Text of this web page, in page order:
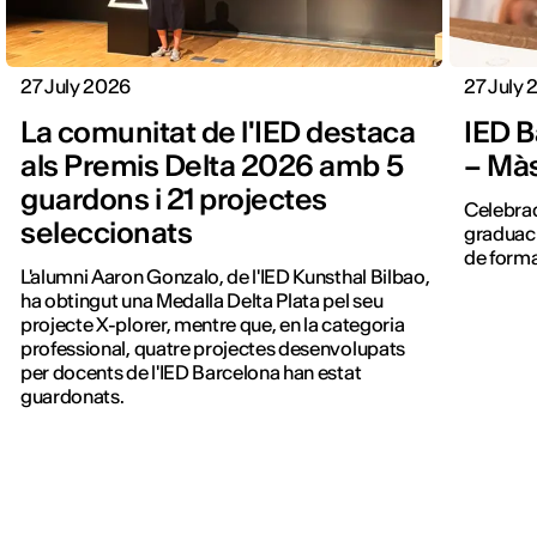
27 July 2026
La comunitat de l'IED destaca
als Premis Delta 2026 amb 5
guardons i 21 projectes
seleccionats
L'alumni Aaron Gonzalo, de l'IED Kunsthal Bilbao,
ha obtingut una Medalla Delta Plata pel seu
projecte X-plorer, mentre que, en la categoria
professional, quatre projectes desenvolupats
per docents de l'IED Barcelona han estat
guardonats.
27 July
IED
–
de